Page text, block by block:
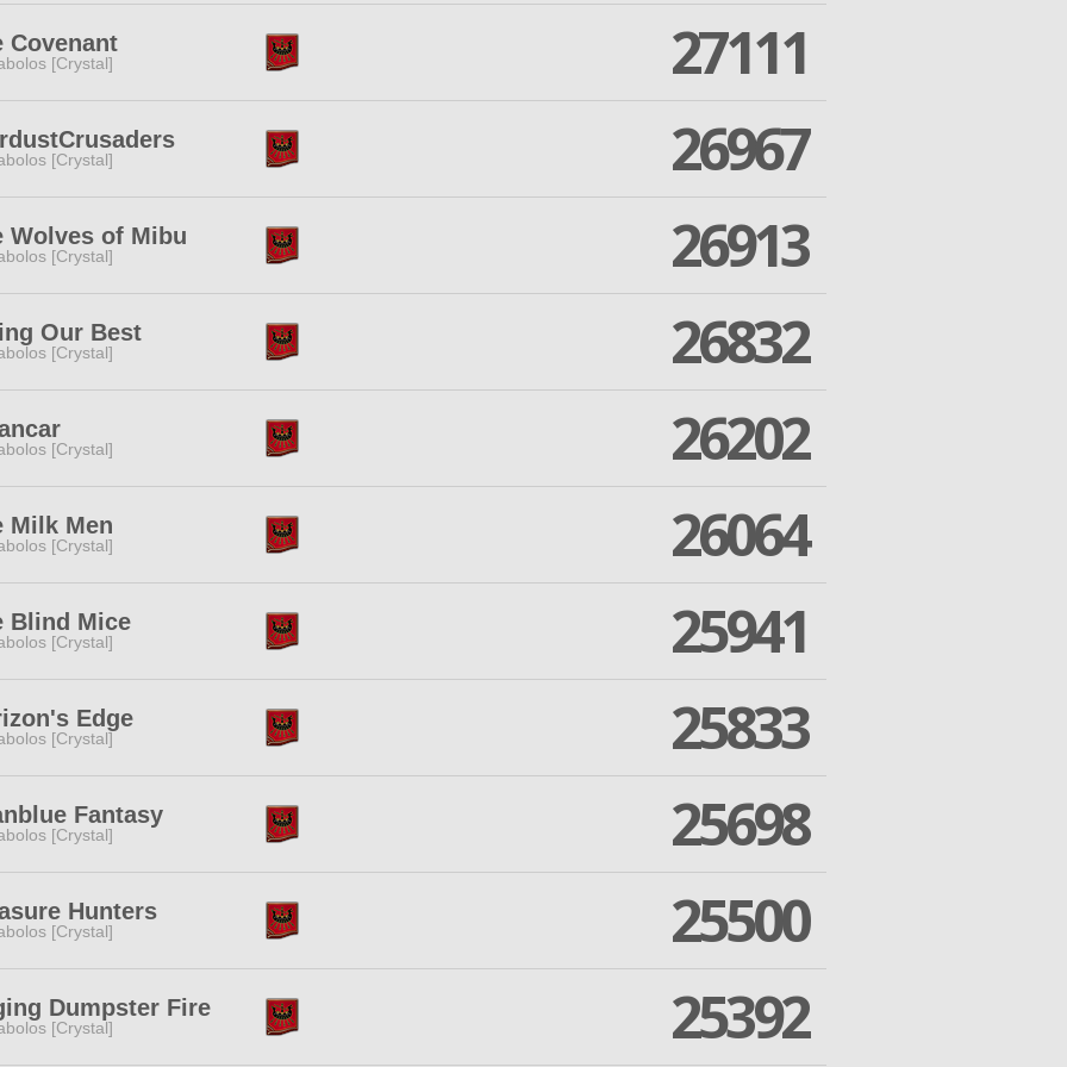
Covenant
[Crystal] 27111
[Crystal] 26967
Wolves of Mibu
[Crystal] 26913
Our Best
[Crystal] 26832
[Crystal] 26202
Milk Men
[Crystal] 26064
Blind Mice
[Crystal] 25941
Edge
[Crystal] 25833
Fantasy
[Crystal] 25698
Hunters
[Crystal] 25500
Dumpster Fire
[Crystal] 25392